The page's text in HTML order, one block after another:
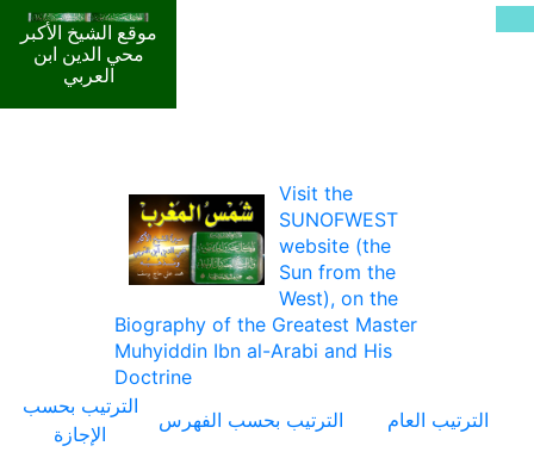
موقع الشيخ الأكبر
محي الدين ابن
العربي
Visit the
SUNOFWEST
website (the
Sun from the
West), on the
Biography of the Greatest Master
Muhyiddin Ibn al-Arabi and His
Doctrine
الترتيب العام
الترتيب بحسب الفهرس
الترتيب بحسب
الإجازة